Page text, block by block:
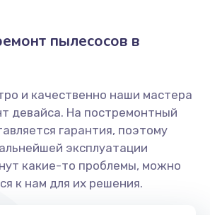
550 руб.
пылесоса Rovus
500 руб.
Заказать
Ремонт привода
пылесосов в
и качественно наши мастера
девайса. На постремонтный
гарантия, поэтому
эксплуатации
какие-то проблемы, можно
к нам для их решения.